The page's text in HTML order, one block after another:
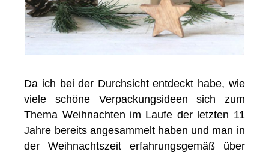
Da ich bei der Durchsicht entdeckt habe, wie
viele schöne Verpackungsideen sich zum
Thema Weihnachten im Laufe der letzten 11
Jahre bereits angesammelt haben und man in
der Weihnachtszeit erfahrungsgemäß über